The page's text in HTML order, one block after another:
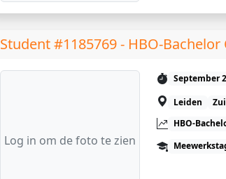
Student #1185769 - HBO-
Log in om de foto te zien
September
Leiden
HBO-